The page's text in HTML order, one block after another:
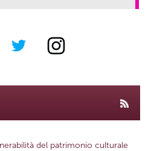
del patrimonio culturale